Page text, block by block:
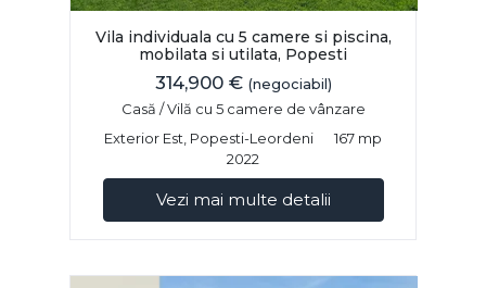
Vila individuala cu 5 camere si piscina,
mobilata si utilata, Popesti
314,900 € (negociabil)
Casă / Vilă cu 5 camere de vânzare
Exterior Est, Popesti-Leordeni
167 mp
2022
Vezi mai multe detalii